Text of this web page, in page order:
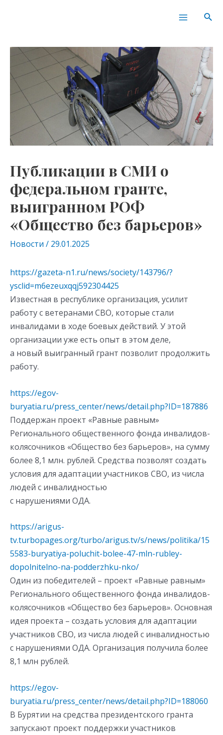
Main
Публикации в СМИ о
федеральном гранте,
выигранном РОФ
«Общество без барьеров»
Новости / 29.01.2025
https://gazeta-n1.ru/news/society/143796/?
ysclid=m6ezeuxqqj592304425
Известная в республике организация, усилит
работу с ветеранами СВО, которые стали
инвалидами в ходе боевых действий. У этой
организации уже есть опыт в этом деле,
а новый выигранный грант позволит продолжить
работу.
https://egov-
buryatia.ru/press_center/news/detail.php?ID=187886
Поддержан проект «Равные равным»
Регионального общественного фонда инвалидов-
колясочников «Общество без барьеров», на сумму
более 8,1 млн. рублей. Средства позволят создать
условия для адаптации участников СВО, из числа
людей с инвалидностью
с нарушениями ОДА.
https://arigus-
tv.turbopages.org/turbo/arigus.tv/s/news/politika/15
5583-buryatiya-poluchit-bolee-47-mln-rubley-
dopolnitelno-na-podderzhku-nko/
Один из победителей – проект «Равные равным»
Регионального общественного фонда инвалидов-
колясочников «Общество без барьеров». Основная
идея проекта – создать условия для адаптации
участников СВО, из числа людей с инвалидностью
с нарушениями ОДА. Организация получила более
8,1 млн рублей.
https://egov-
buryatia.ru/press_center/news/detail.php?ID=188060
В Бурятии на средства президентского гранта
запускают проект поддержки участников